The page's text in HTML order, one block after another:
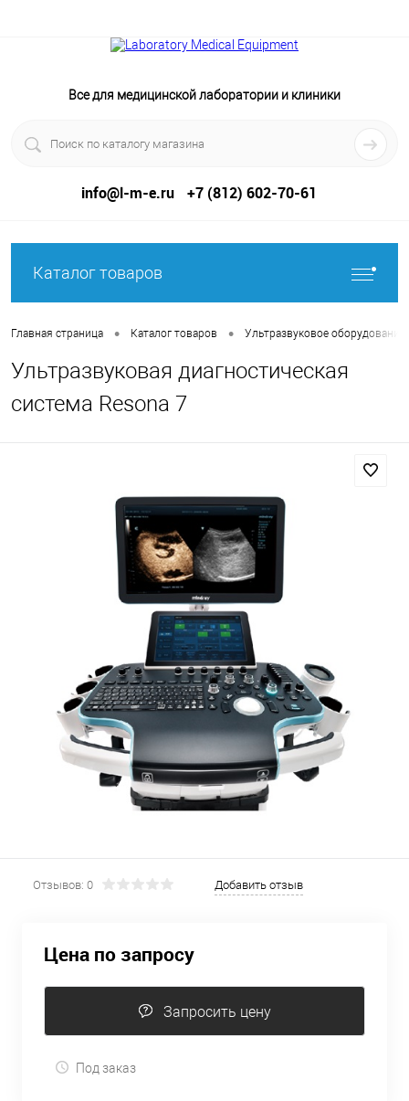
Все для медицинской лаборатории и клиники
info@l-m-e.ru +7 (812) 602-70-61
Каталог товаров
Главная страница • Каталог товаров • Ультразвуковое оборудование
Ультразвуковая диагностическая
система Resona 7
Отзывов: 0 Добавить отзыв
Цена по запросу
Запросить цену
Под заказ